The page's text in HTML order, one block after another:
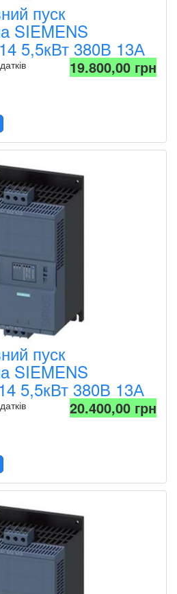
пуск
SIEMENS
5,5кВт 380В 13А
19.800,00 грн
пуск
SIEMENS
5,5кВт 380В 13А
20.400,00 грн